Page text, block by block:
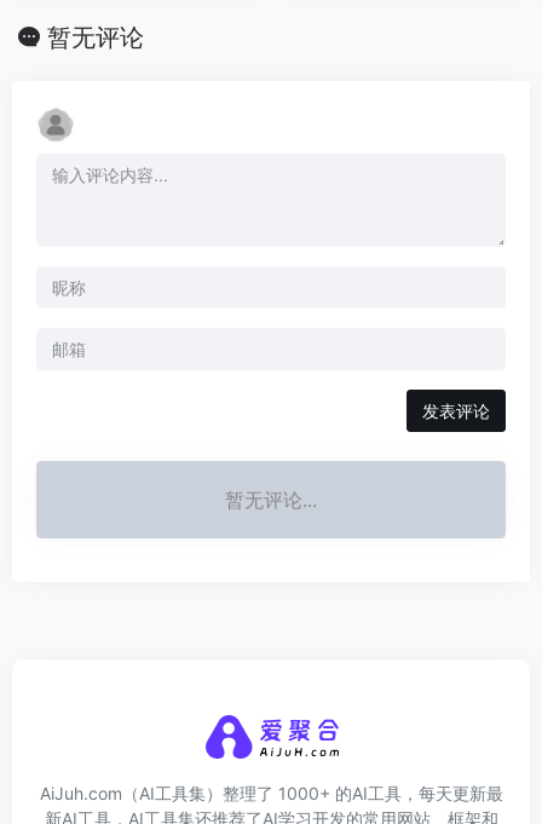
暂无评论
发表评论
暂无评论...
AiJuh.com（AI工具集）整理了 1000+ 的AI工具，每天更新最
新AI工具，AI工具集还推荐了AI学习开发的常用网站、框架和